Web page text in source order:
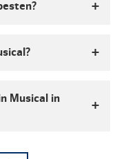
Musical in